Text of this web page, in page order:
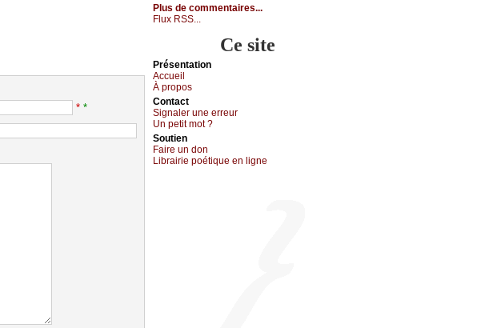
* *
Plus de commentaires...
Flux RSS...
Ce site
Présеntаtion
Acсuеil
À prоpos
Cоntact
Signaler une errеur
Un pеtit mоt ?
Sоutien
Fаirе un dоn
Librairiе pоétique en lignе